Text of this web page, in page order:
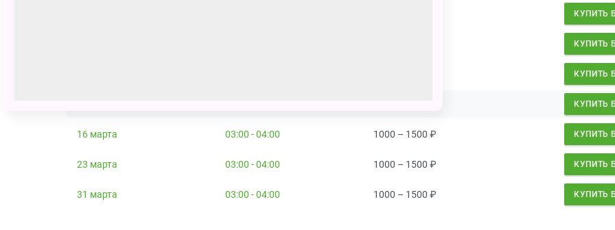
КУПИТЬ
КУПИТЬ
КУПИТЬ
КУПИТЬ
16 марта 03:00 - 04:00 1000 – 1500 ₽ КУПИТЬ
23 марта 03:00 - 04:00 1000 – 1500 ₽ КУПИТЬ
31 марта 03:00 - 04:00 1000 – 1500 ₽ КУПИТЬ